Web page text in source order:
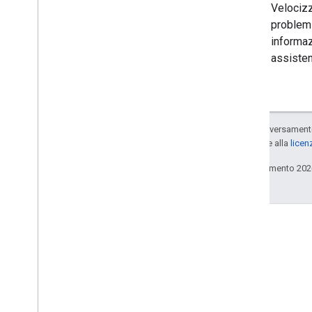
Salvo quando
concessi in base alla
Ultimo aggiornamento